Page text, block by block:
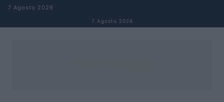
Salta al contenuto
7 Agosto 2026
7 Agosto 2026